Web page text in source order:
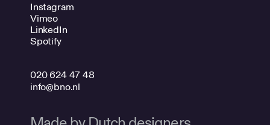
Instagram
Vimeo
LinkedIn
Spotify
020 624 47 48
info@bno.nl